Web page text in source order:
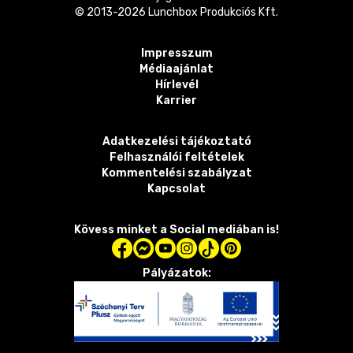
© 2013-2026 Lunchbox Produkciós Kft.
Impresszum
Médiaajánlat
Hírlevél
Karrier
Adatkezelési tájékoztató
Felhasználói feltételek
Kommentelési szabályzat
Kapcsolat
Kövess minket a Social mediában is!
Pályázatok: